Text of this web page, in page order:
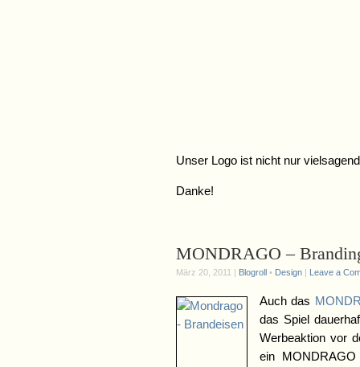
Unser Logo ist nicht nur
Danke!
MONDRAGO –
März 20, 2011 | Blogroll • Design | Leave a
Auch das
das Spiel
Werbeaktion vor
ein